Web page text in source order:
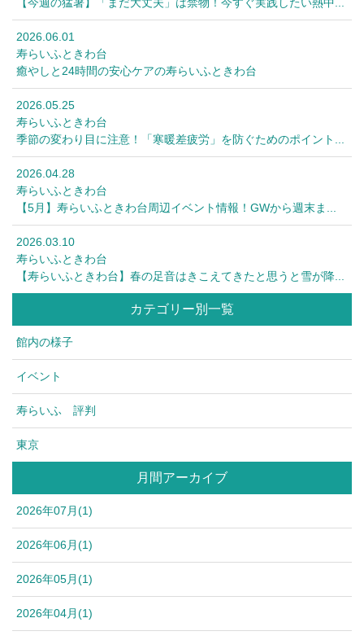
2026.06.01
寿らいふときわ台
癒やしと24時間の安心ケアの寿らいふときわ台
2026.05.25
寿らいふときわ台
季節の変わり目に注意！「寒暖差疲労」を防ぐためのポイント...
2026.04.28
寿らいふときわ台
【5月】寿らいふときわ台周辺イベント情報！GWから週末ま...
2026.03.10
寿らいふときわ台
【寿らいふときわ台】春の足音はきこえてきたと思うと雪が降...
カテゴリー別一覧
館内の様子
イベント
寿らいふ 評判
東京
月間アーカイブ
2026年07月(1)
2026年06月(1)
2026年05月(1)
2026年04月(1)